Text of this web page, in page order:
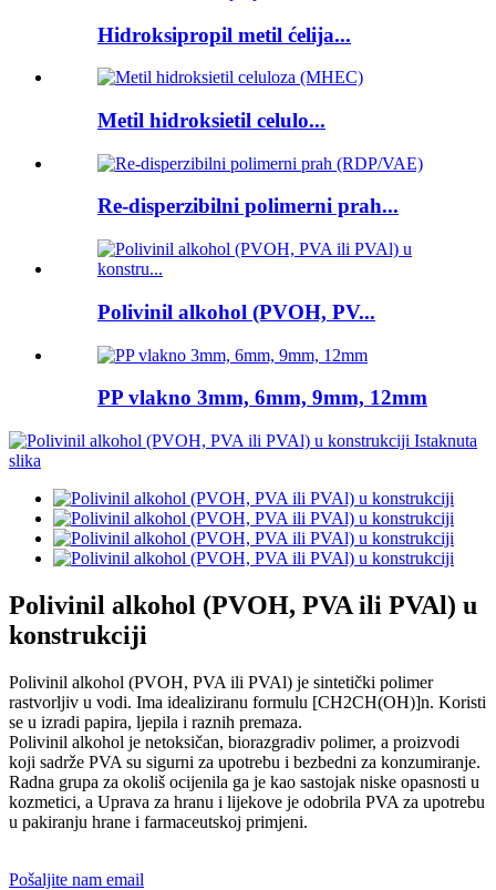
Hidroksipropil metil ćelija...
Metil hidroksietil celulo...
Re-disperzibilni polimerni prah...
Polivinil alkohol (PVOH, PV...
PP vlakno 3mm, 6mm, 9mm, 12mm
Polivinil alkohol (PVOH, PVA ili PVAl) u
konstrukciji
Polivinil alkohol (PVOH, PVA ili PVAl) je sintetički polimer
rastvorljiv u vodi. Ima idealiziranu formulu [CH2CH(OH)]n. Koristi
se u izradi papira, ljepila i raznih premaza.
Polivinil alkohol je netoksičan, biorazgradiv polimer, a proizvodi
koji sadrže PVA su sigurni za upotrebu i bezbedni za konzumiranje.
Radna grupa za okoliš ocijenila ga je kao sastojak niske opasnosti u
kozmetici, a Uprava za hranu i lijekove je odobrila PVA za upotrebu
u pakiranju hrane i farmaceutskoj primjeni.
Pošaljite nam email